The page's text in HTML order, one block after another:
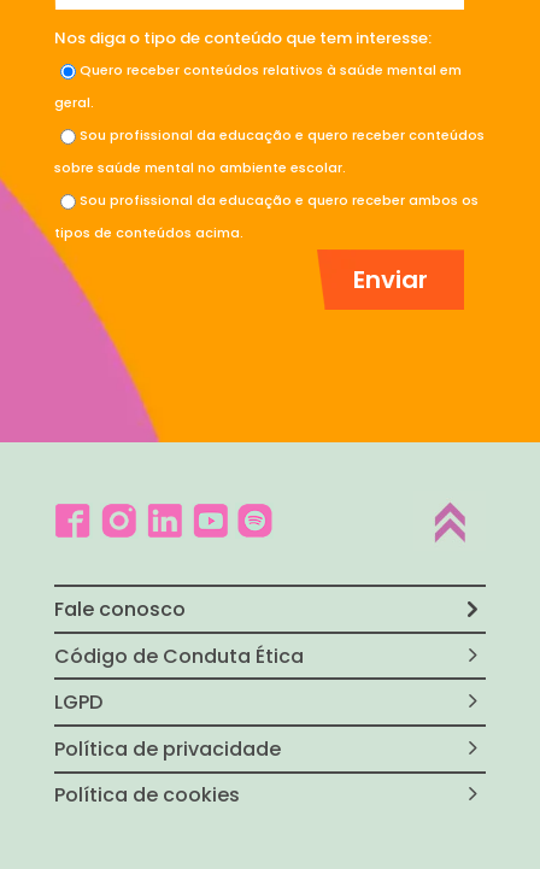
Nos diga o tipo de conteúdo que tem interesse:
Quero receber conteúdos relativos à saúde mental em
geral.
Sou profissional da educação e quero receber conteúdos
sobre saúde mental no ambiente escolar.
Sou profissional da educação e quero receber ambos os
tipos de conteúdos acima.
Fale conosco
Código de Conduta Ética
LGPD
Política de privacidade
Política de cookies